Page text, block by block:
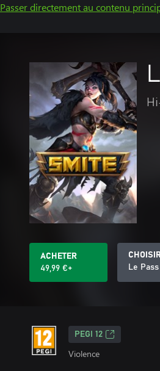
Passer directement au contenu
ACHETER
49,99 €+
Le
PEGI 12
Violence